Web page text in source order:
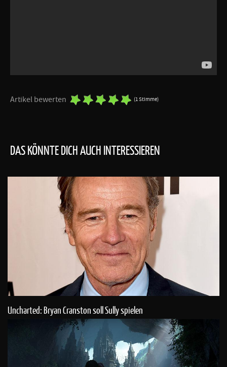
Artikel bewerten (1 Stimme)
DAS KÖNNTE DICH AUCH INTERESSIEREN
Uncharted: Bryan Cranston soll Sully spielen